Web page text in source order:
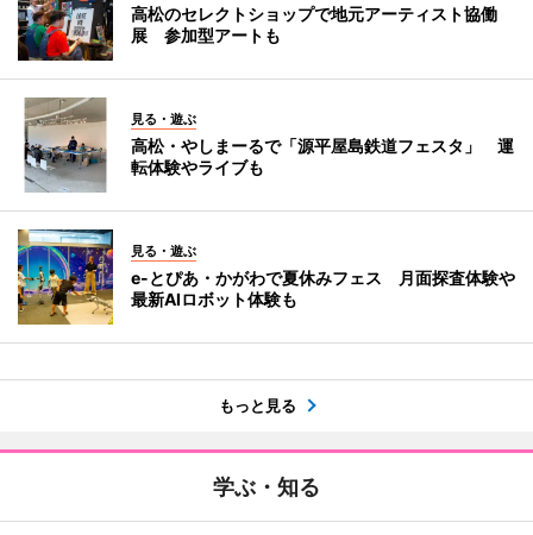
高松のセレクトショップで地元アーティスト協働
展 参加型アートも
見る・遊ぶ
高松・やしまーるで「源平屋島鉄道フェスタ」 運
転体験やライブも
見る・遊ぶ
e-とぴあ・かがわで夏休みフェス 月面探査体験や
最新AIロボット体験も
もっと見る
学ぶ・知る